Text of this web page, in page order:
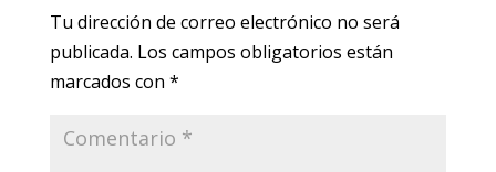
Tu dirección de correo electrónico no será
publicada. Los campos obligatorios están
marcados con *